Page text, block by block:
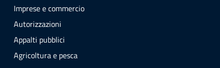
Imprese e commercio
Autorizzazioni
Appalti pubblici
Agricoltura e pesca